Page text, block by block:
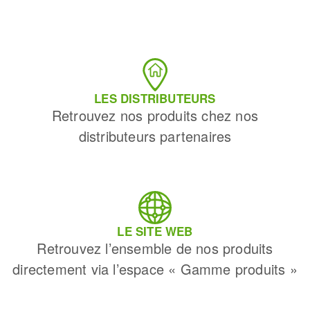
LES DISTRIBUTEURS
Retrouvez nos produits chez nos
distributeurs partenaires
LE SITE WEB
Retrouvez l’ensemble de nos produits
directement via l’espace « Gamme produits »